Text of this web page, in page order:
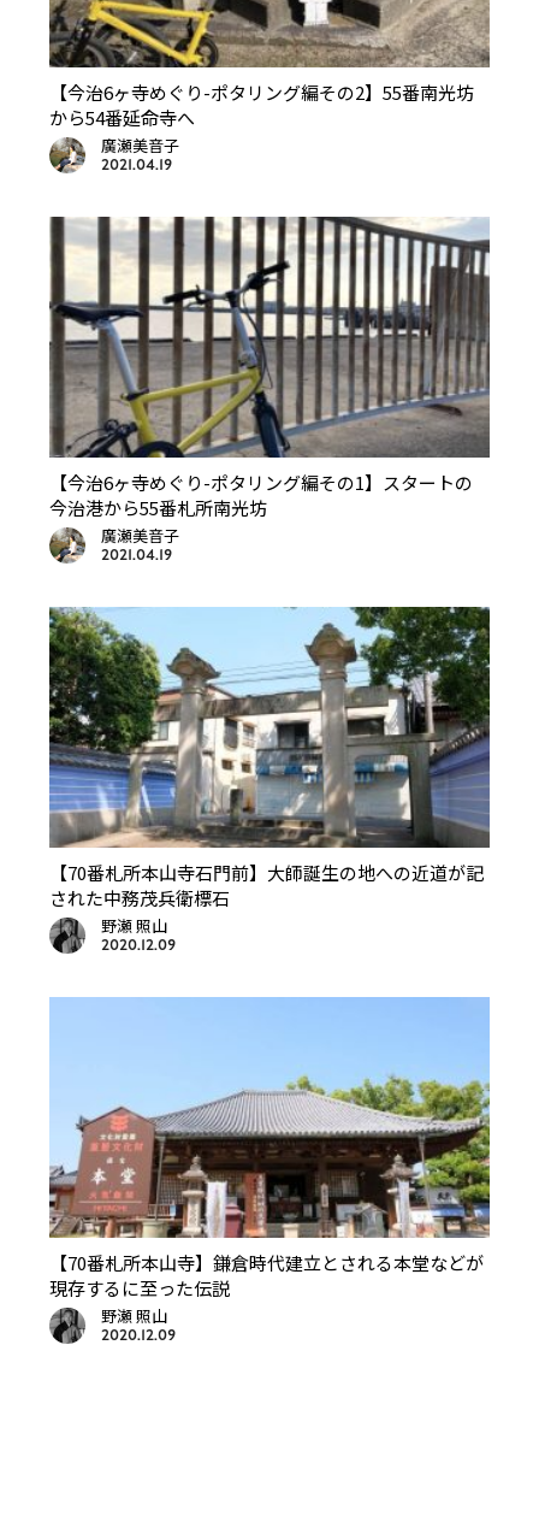
【今治6ヶ寺めぐり-ポタリング編その2】55番南光坊
から54番延命寺へ
廣瀬美音子
2021.04.19
【今治6ヶ寺めぐり-ポタリング編その1】スタートの
今治港から55番札所南光坊
廣瀬美音子
2021.04.19
【70番札所本山寺石門前】大師誕生の地への近道が記
された中務茂兵衛標石
野瀬 照山
2020.12.09
【70番札所本山寺】鎌倉時代建立とされる本堂などが
現存するに至った伝説
野瀬 照山
2020.12.09